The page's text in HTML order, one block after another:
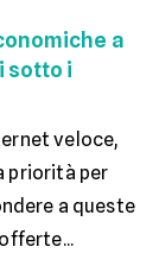
a
sotto i
veloce,
priorità per
a queste